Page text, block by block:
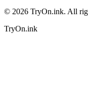
© 2026 TryOn.ink. All
TryOn.ink